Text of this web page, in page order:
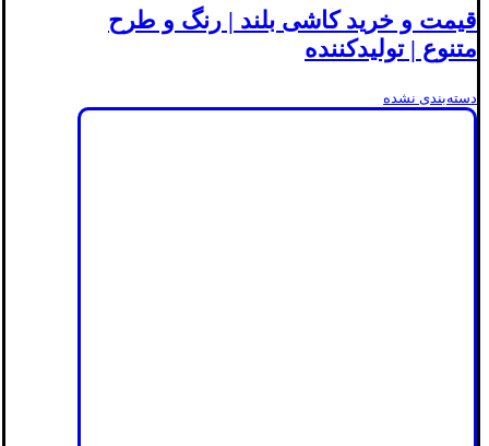
قیمت و خرید کاشی بلند | رنگ و طرح
متنوع | تولیدکننده
دسته‌بندی نشده